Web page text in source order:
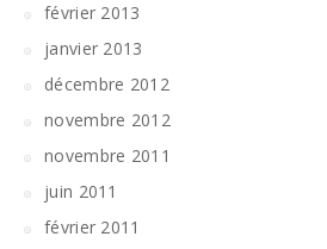
février 2013
janvier 2013
décembre 2012
novembre 2012
novembre 2011
juin 2011
février 2011